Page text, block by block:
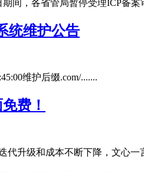
间，各省管局暂停受理ICP备
统维护公告
维护后缀.com/.......
费！
升级和成本不断下降，文心一